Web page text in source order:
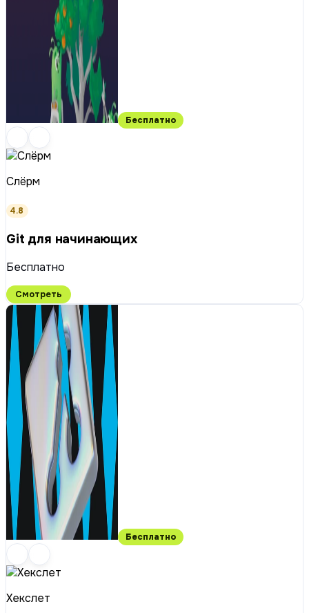
Бесплатно
Слёрм
4.8
Git для начинающих
Бесплатно
Смотреть
Бесплатно
Хекслет